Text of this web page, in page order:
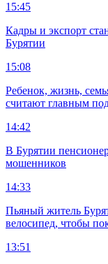
15:45
Кадры и экспорт
Бурятии
15:08
Ребенок, жизнь,
считают главным
14:42
В Бурятии
мошенников
14:33
Пьяный житель
велосипед, чтобы
13:51